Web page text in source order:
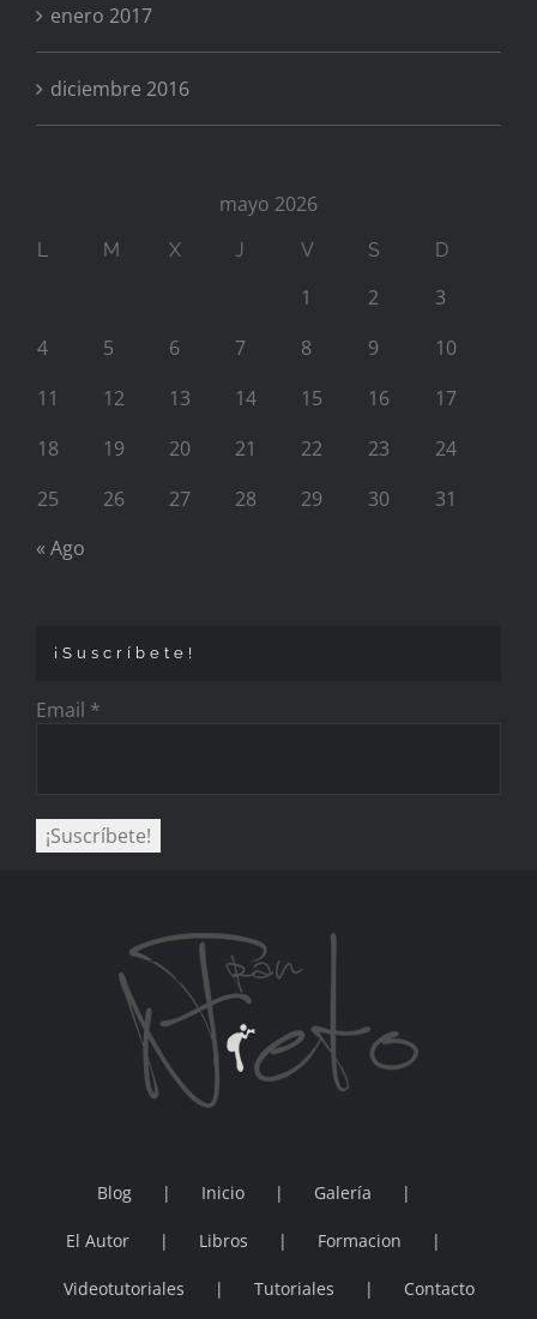
enero 2017
diciembre 2016
mayo 2026
L M X J V S D
1 2
3
4
5 6 7 8 9
10
11
12 13 14 15 16
17
18
19 20 21 22 23
24
25
26 27 28 29 30
31
« Ago
¡Suscríbete!
Email *
Blog Inicio Galería
El Autor Libros Formacion
Videotutoriales Tutoriales Contacto